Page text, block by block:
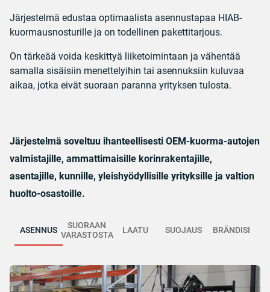
Järjestelmä edustaa optimaalista asennustapaa HIAB-
kuormausnosturille ja on todellinen pakettitarjous.
On tärkeää voida keskittyä liiketoimintaan ja vähentää
samalla sisäisiin menettelyihin tai asennuksiin kuluvaa
aikaa, jotka eivät suoraan paranna yrityksen tulosta.
Järjestelmä soveltuu ihanteellisesti OEM-kuorma-autojen
valmistajille, ammattimaisille korinrakentajille,
asentajille, kunnille, yleishyödyllisille yrityksille ja valtion
huolto-osastoille.
ASENNUS
SUORAAN
VARASTOSTA
LAATU SUOJAUS BRÄNDISI